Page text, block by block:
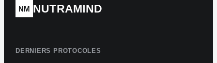
NM NUTRAMIND
DERNIERS PROTOCOLES